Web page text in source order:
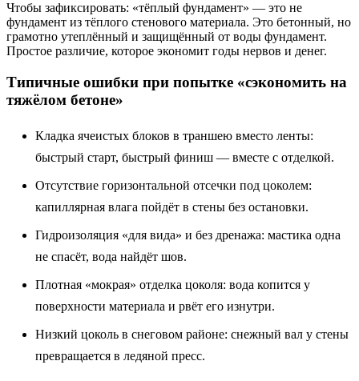
Чтобы зафиксировать: «тёплый фундамент» — это не
фундамент из тёплого стенового материала. Это бетонный, но
грамотно утеплённый и защищённый от воды фундамент.
Простое различие, которое экономит годы нервов и денег.
Типичные ошибки при попытке «сэкономить на
тяжёлом бетоне»
Кладка ячеистых блоков в траншею вместо ленты:
быстрый старт, быстрый финиш — вместе с отделкой.
Отсутствие горизонтальной отсечки под цоколем:
капиллярная влага пойдёт в стены без остановки.
Гидроизоляция «для вида» и без дренажа: мастика одна
не спасёт, вода найдёт шов.
Плотная «мокрая» отделка цоколя: вода копится у
поверхности материала и рвёт его изнутри.
Низкий цоколь в снеговом районе: снежный вал у стены
превращается в ледяной пресс.